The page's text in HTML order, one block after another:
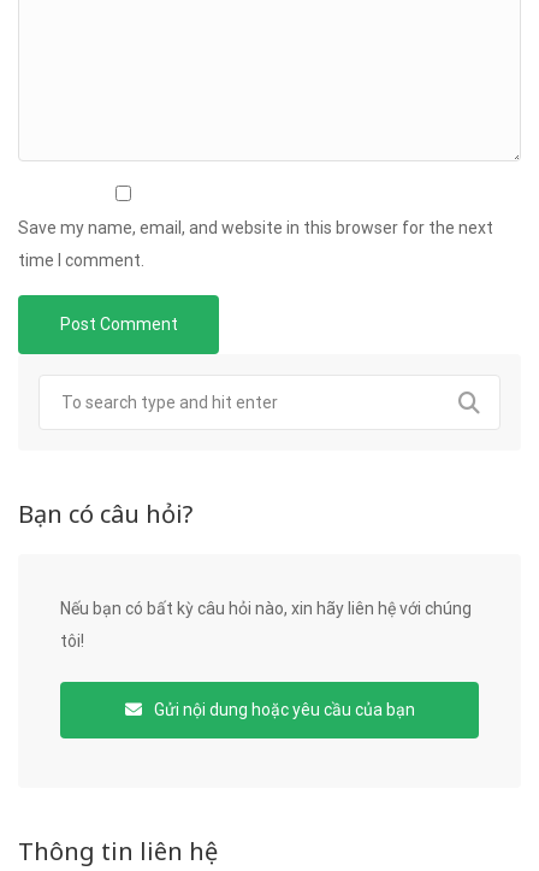
Save my name, email, and website in this browser for the next
time I comment.
Bạn có câu hỏi?
Nếu bạn có bất kỳ câu hỏi nào, xin hãy liên hệ với chúng
tôi!
Gửi nội dung hoặc yêu cầu của bạn
Thông tin liên hệ